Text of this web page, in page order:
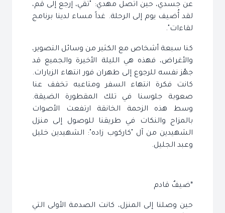
عن جسدي، حين اتصل مهدي: "تقي، إرجع إلى قم،
لقد أُضيف يوم إلى الرحلة. غداً مساء لدينا برنامج
لقاءات".
كنا سبعة أشخاص مع الكثير من وسائل التصوير،
والأغراض، فهذه هي الليلة الأخيرة والجميع قد
جهّز نفسه للرجوع إلى طهران فور انتهاء الزيارات.
كانت فكرة انتهاء السفر ومتاعبه تخفف عنا
صعوبة جلوسنا في تلك المقطورة الضيقة.
وسط هذه الزحمة الخانقة ارتفعت الأصوات
بالمزاح والنكات في طريقنا للوصول إلى منزل
الشهيدين من آل "كاركوب زاده": الشهيدين خليل
وعبد الجليل.
*ضيفٌ قادم
حين وصلنا إلى المنزل، كانت الصدمة الأولى التي